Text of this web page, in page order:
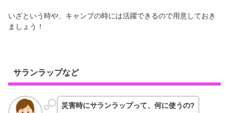
いざという時や、キャンプの時には活躍できるので用意しておき
ましょう！
サランラップなど
災害時にサランラップって、何に使うの?